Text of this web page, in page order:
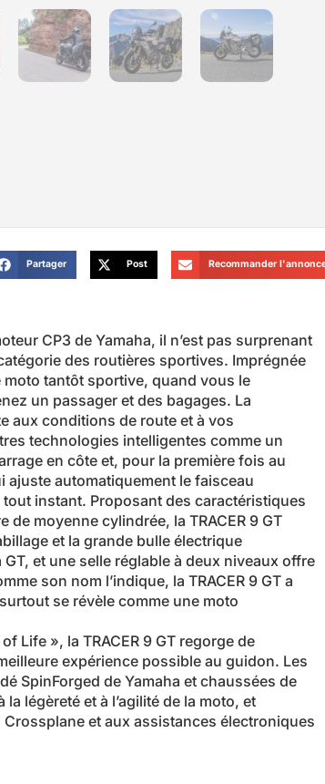
Partager Post Recommander
CP3 de Yamaha, il n’est pas surprenant
des routières sportives. Imprégnée
moto tantôt sportive, quand vous le
un passager et des bagages. La
aux conditions de route et à vos
technologies intelligentes comme un
en côte et, pour la première fois au
ajuste automatiquement le faisceau
instant. Proposant des caractéristiques
moyenne cylindrée, la TRACER 9 GT
et la grande bulle électrique
et une selle réglable à deux niveaux offre
son nom l’indique, la TRACER 9 GT a
se révèle comme une moto
Life », la TRACER 9 GT regorge de
expérience possible au guidon. Les
SpinForged de Yamaha et chaussées de
légèreté et à l’agilité de la moto, et
et aux assistances électroniques